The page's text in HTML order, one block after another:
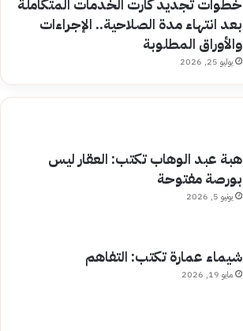
خطوات تجديد كارت الخدمات المتكاملة
بعد انتهاء مدة الصلاحية.. الإجراءات
والأوراق المطلوبة
يوليو 25, 2026
هبة عبد الوهاب تكتب: العقار ليس
بورصة مفتوحة
يونيو 5, 2026
شيماء عمارة تكتب: التفاهم
مايو 19, 2026